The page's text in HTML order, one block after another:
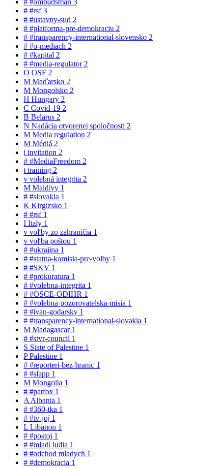
# #rsf3
# #ustavny-sud 2
# #platforma-pre-demokraciu 2
# #transparency-international-slovensko 2
# #o-mediach 2
# #kapital 2
# #media-regulator 2
O OSF 2
M Maďarsko 2
M Mongolsko 2
H Hungary 2
C Covid-19 2
B Belarus 2
N Nadácia otvorenej spoločnosti 2
M Media regulation 2
M Médiá 2
i invitation 2
# #MediaFreedom 2
t training 2
v volebná integrita 2
M Maldivy 1
# #slovakia 1
K Kirgizsko 1
# #rsf 1
I Italy 1
v voľby zo zahraničia 1
v voľba poštou 1
# #ukrajina 1
# #statna-komisia-pre-volby 1
# #SKV 1
# #prokuratura 1
# #volebna-integrita 1
# #OSCE-ODIHR 1
# #volebna-pozorovatelska-misia 1
# #ivan-godarsky 1
# #transparency-international-slovakia 1
M Madagascar 1
# #stvr-council 1
S State of Palestine 1
PPalestine 1
# #reporteri-bez-hranic 1
# #slapp 1
M Mongolia 1
# #patfox 1
A Albania 1
# #360-tka 1
# #tv-joj 1
L Libanon 1
# #postoj 1
# #mladi ludia 1
# #odchod mladych 1
# #demokracia 1